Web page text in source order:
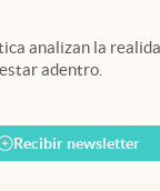
analizan la
adentro.
Recibir newsletter